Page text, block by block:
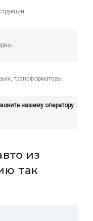
трансформаторы.
нашему оператору
из
так